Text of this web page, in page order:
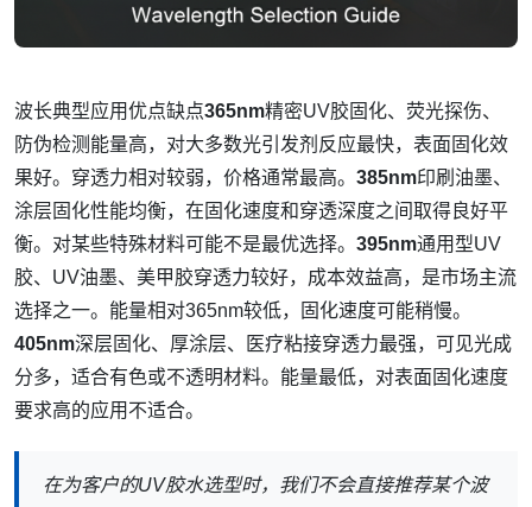
波长典型应用优点缺点365nm精密UV胶固化、荧光探伤、
防伪检测 能量高，对大多数光引发剂反应最快，表面固化效
果好。 穿透力相对较弱，价格通常最高。 385nm印刷油墨、
涂层固化性能均衡，在固化速度和穿透深度之间取得良好平
衡。 对某些特殊材料可能不是最优选择。 395nm通用型UV
胶、UV油墨、美甲胶穿透力较好，成本效益高，是市场主流
选择之一。 能量相对365nm较低，固化速度可能稍慢。
405nm深层固化、厚涂层、医疗粘接穿透力最强，可见光成
分多，适合有色或不透明材料。 能量最低，对表面固化速度
要求高的应用不适合。
在为客户的UV胶水选型时，我们不会直接推荐某个波